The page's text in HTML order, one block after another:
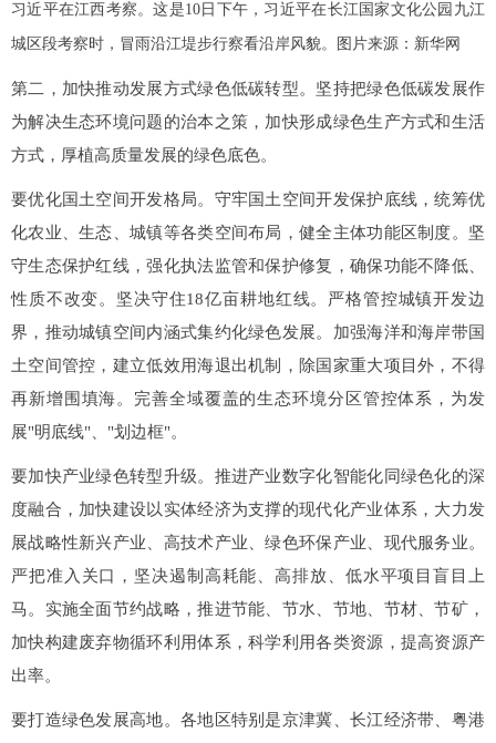
习近平在江西考察。这是10日下午，习近平在长江国家文化公园九江
城区段考察时，冒雨沿江堤步行察看沿岸风貌。图片来源：新华网
第二，加快推动发展方式绿色低碳转型。坚持把绿色低碳发展作
为解决生态环境问题的治本之策，加快形成绿色生产方式和生活
方式，厚植高质量发展的绿色底色。
要优化国土空间开发格局。守牢国土空间开发保护底线，统筹优
化农业、生态、城镇等各类空间布局，健全主体功能区制度。坚
守生态保护红线，强化执法监管和保护修复，确保功能不降低、
性质不改变。坚决守住18亿亩耕地红线。严格管控城镇开发边
界，推动城镇空间内涵式集约化绿色发展。加强海洋和海岸带国
土空间管控，建立低效用海退出机制，除国家重大项目外，不得
再新增围填海。完善全域覆盖的生态环境分区管控体系，为发
展"明底线"、"划边框"。
要加快产业绿色转型升级。推进产业数字化智能化同绿色化的深
度融合，加快建设以实体经济为支撑的现代化产业体系，大力发
展战略性新兴产业、高技术产业、绿色环保产业、现代服务业。
严把准入关口，坚决遏制高耗能、高排放、低水平项目盲目上
马。实施全面节约战略，推进节能、节水、节地、节材、节矿，
加快构建废弃物循环利用体系，科学利用各类资源，提高资源产
出率。
要打造绿色发展高地。各地区特别是京津冀、长江经济带、粤港